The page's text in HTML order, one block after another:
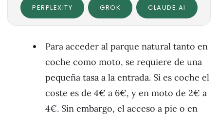
PERPLEXITY GROK CLAUDE.AI
Para acceder al parque natural tanto en
coche como moto, se requiere de una
pequeña tasa a la entrada. Si es coche el
coste es de 4€ a 6€, y en moto de 2€ a
4€. Sin embargo, el acceso a pie o en